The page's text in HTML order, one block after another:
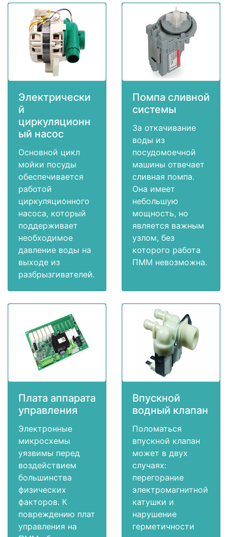
Электрически
й
циркуляционн
ый насос
Основной цикл
мойки посуды
обеспечивается
работой
циркуляционного
насоса, который
поддерживает
необходимое
давление воды на
выходе из
разбрызгивателей.
Помпа сливной
системы
За откачивание
воды из
посудомоечной
машины отвечает
сливная помпа.
Она имеет
небольшую
мощность, но
является важным
узлом, без
которого работа
ПММ невозможна.
Плата аппарата
управления
Электронные
микросхемы
уязвимы перед
воздействием
большинства
физических
факторов. К
повреждению плат
управления на
Впускной
водный клапан
Поломаться
впускной клапан
может в двух
случаях:
перегорание
электромагнитной
катушки и
нарушение
герметичности